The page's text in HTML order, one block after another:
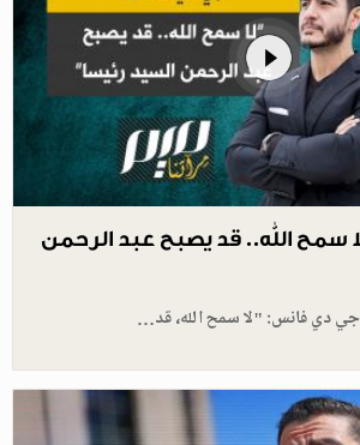
سمح الله.. قد يصبح عبد الرحمن
جي دي فانس: "لا سمح الله، قد…